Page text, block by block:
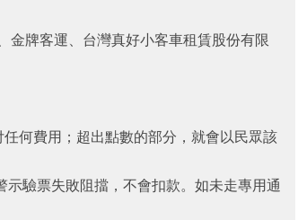
金牌客運、台灣真好小客車租賃股份有限
何費用；超出點數的部分，就會以民眾該
驗票失敗阻擋，不會扣款。如未走專用通